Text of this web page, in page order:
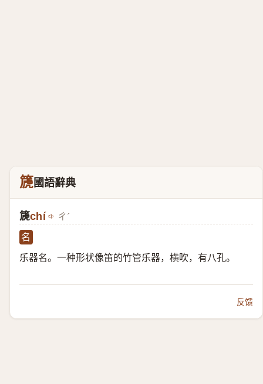
篪國語辭典
篪chí ㄔˊ
名
乐器名。一种形状像笛的竹管乐器，横吹，有八孔。
反馈